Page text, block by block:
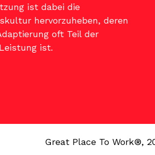
ist dabei die
hervorzuheben, deren
oft Teil der
ist.
Great Place To Work®,